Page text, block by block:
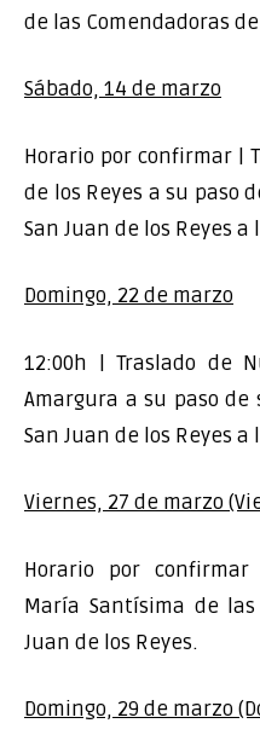
de las Comendadoras
Sábado, 14 de marzo
Horario por confirmar |
de los Reyes a su paso
San Juan de los Reyes
Domingo, 22 de marzo
12:00h | Traslado de
Amargura a su paso
San Juan de los Reyes
Viernes, 27 de marzo
Horario por
María Santísima de
Juan de los Reyes.
Domingo, 29 de marzo